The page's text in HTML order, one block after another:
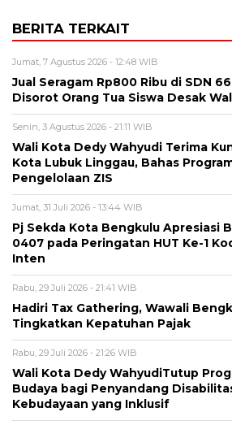
BERITA TERKAIT
Jumat, 7 Agustus 2026 - 12:48 WIB
Jual Seragam Rp800 Ribu di SDN
Disorot Orang Tua Siswa Desak
Senin, 3 Agustus 2026 - 21:11 WIB
Wali Kota Dedy Wahyudi Terima
Kota Lubuk Linggau, Bahas
Pengelolaan ZIS
Jumat, 31 Juli 2026 - 13:44 WIB
Pj Sekda Kota Bengkulu Apresiasi
0407 pada Peringatan HUT Ke-1
Inten
Rabu, 29 Juli 2026 - 21:41 WIB
Hadiri Tax Gathering, Wawali
Tingkatkan Kepatuhan Pajak
Rabu, 29 Juli 2026 - 21:26 WIB
Wali Kota Dedy WahyudiTutup
Budaya bagi Penyandang
Kebudayaan yang Inklusif